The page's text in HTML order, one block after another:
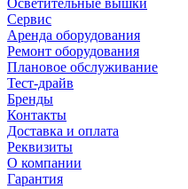
Сервис
Аренда оборудования
Ремонт оборудования
Плановое обслуживание
Тест-драйв
Бренды
Контакты
Доставка и оплата
Реквизиты
О компании
Гарантия